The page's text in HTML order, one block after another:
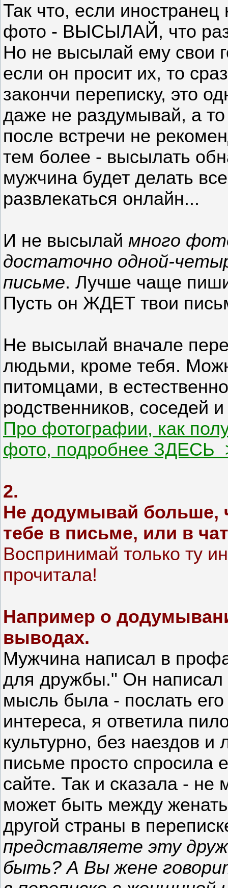
Так что, если
фото - ВЫСЫЛАЙ, что
Но не высылай ему
если он просит их, то
закончи переписку, это
даже не раздумывай, а
после встречи не
тем более - высылать
мужчина будет делать
развлекаться онлайн...
И не высылай много
достаточно одной-
письме. Лучше чаще
Пусть он ЖДЕТ твои
Не высылай вначале
людьми, кроме тебя.
питомцами, в
родственников, соседей
Про фотографии, как
фото, подробнее ЗДЕСЬ
2.
Не додумывай больше,
тебе в письме, или в
Воспринимай только ту
прочитала!
Например о
выводах.
Мужчина написал в
для дружбы." Он написал
мысль была - послать
интереса, я ответила
культурно, без наездов
письме просто спросила
сайте. Так и сказала - не
может быть между
другой страны в
представляете эту
быть? А Вы жене